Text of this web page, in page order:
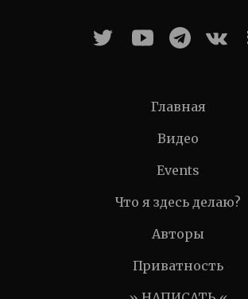
Главная
Видео
Events
Что я здесь делаю?
Авторы
Приватность